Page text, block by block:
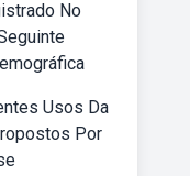
No
Usos Da
Por